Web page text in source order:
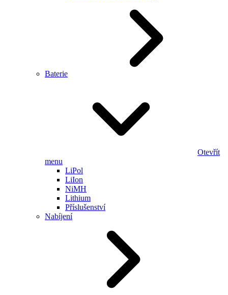
Baterie
Otevřít
menu
LiPol
LiIon
NiMH
Lithium
Příslušenství
Nabíjení